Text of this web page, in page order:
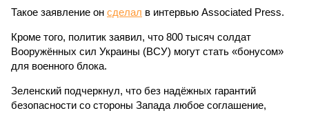
Такое заявление он сделал в интервью Associated Press.
Кроме того, политик заявил, что 800 тысяч солдат
Вооружённых сил Украины (ВСУ) могут стать «бонусом»
для военного блока.
Зеленский подчеркнул, что без надёжных гарантий
безопасности со стороны Запада любое соглашение,